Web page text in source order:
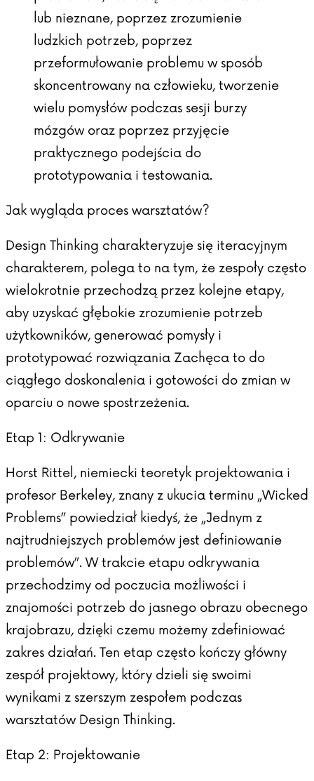
lub nieznane, poprzez zrozumienie
ludzkich potrzeb, poprzez
przeformułowanie problemu w sposób
skoncentrowany na człowieku, tworzenie
wielu pomysłów podczas sesji burzy
mózgów oraz poprzez przyjęcie
praktycznego podejścia do
prototypowania i testowania.
Jak wygląda proces warsztatów?
Design Thinking charakteryzuje się iteracyjnym
charakterem, polega to na tym, że zespoły często
wielokrotnie przechodzą przez kolejne etapy,
aby uzyskać głębokie zrozumienie potrzeb
użytkowników, generować pomysły i
prototypować rozwiązania Zachęca to do
ciągłego doskonalenia i gotowości do zmian w
oparciu o nowe spostrzeżenia.
Etap 1: Odkrywanie
Horst Rittel, niemiecki teoretyk projektowania i
profesor Berkeley, znany z ukucia terminu „Wicked
Problems” powiedział kiedyś, że „Jednym z
najtrudniejszych problemów jest definiowanie
problemów”. W trakcie etapu odkrywania
przechodzimy od poczucia możliwości i
znajomości potrzeb do jasnego obrazu obecnego
krajobrazu, dzięki czemu możemy zdefiniować
zakres działań. Ten etap często kończy główny
zespół projektowy, który dzieli się swoimi
wynikami z szerszym zespołem podczas
warsztatów Design Thinking.
Etap 2: Projektowanie